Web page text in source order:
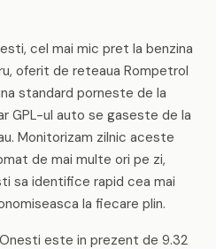
cel mai mic pret la benzina
oferit de reteaua Rompetrol
standard porneste de la
GPL-ul auto se gaseste de la
Monitorizam zilnic aceste
de mai multe ori pe zi,
sa identifice rapid cea mai
la fiecare plin.
este in prezent de 9.32